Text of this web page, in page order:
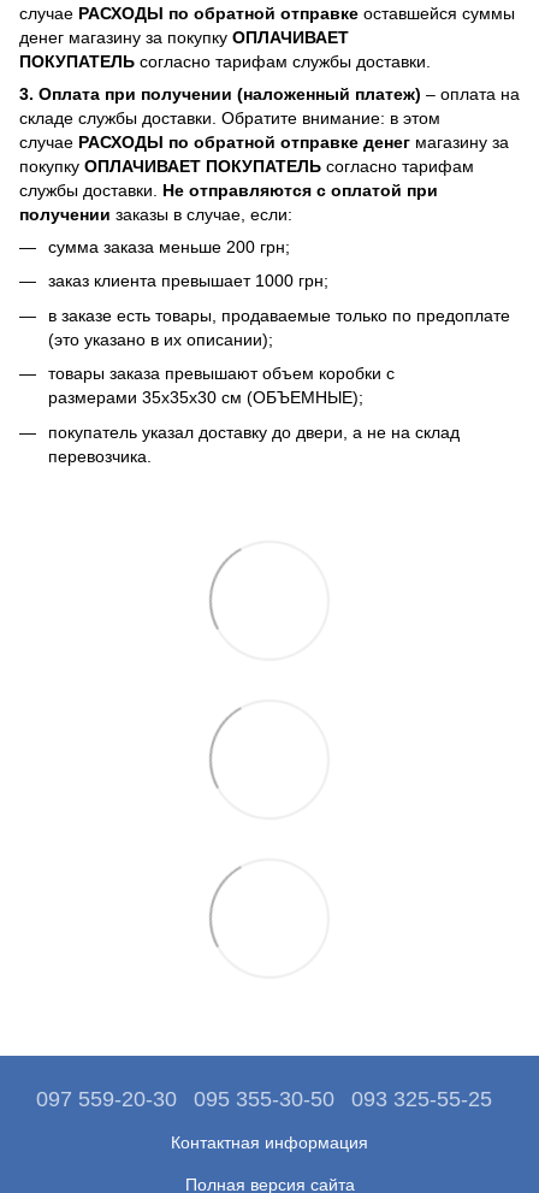
случае РАСХОДЫ по обратной отправке оставшейся суммы
денег магазину за покупку ОПЛАЧИВАЕТ
ПОКУПАТЕЛЬ согласно тарифам службы доставки.
3. Оплата при получении (наложенный платеж) – оплата на
складе службы доставки. Обратите внимание: в этом
случае РАСХОДЫ по обратной отправке денег магазину за
покупку ОПЛАЧИВАЕТ ПОКУПАТЕЛЬ согласно тарифам
службы доставки. Не отправляются с оплатой при
получении заказы в случае, если:
сумма заказа меньше 200 грн;
заказ клиента превышает 1000 грн;
в заказе есть товары, продаваемые только по предоплате
(это указано в их описании);
товары заказа превышают объем коробки с
размерами 35х35х30 см (ОБЪЕМНЫЕ);
покупатель указал доставку до двери, а не на склад
перевозчика.
097 559-20-30 095 355-30-50 093 325-55-25
Контактная информация
Полная версия сайта